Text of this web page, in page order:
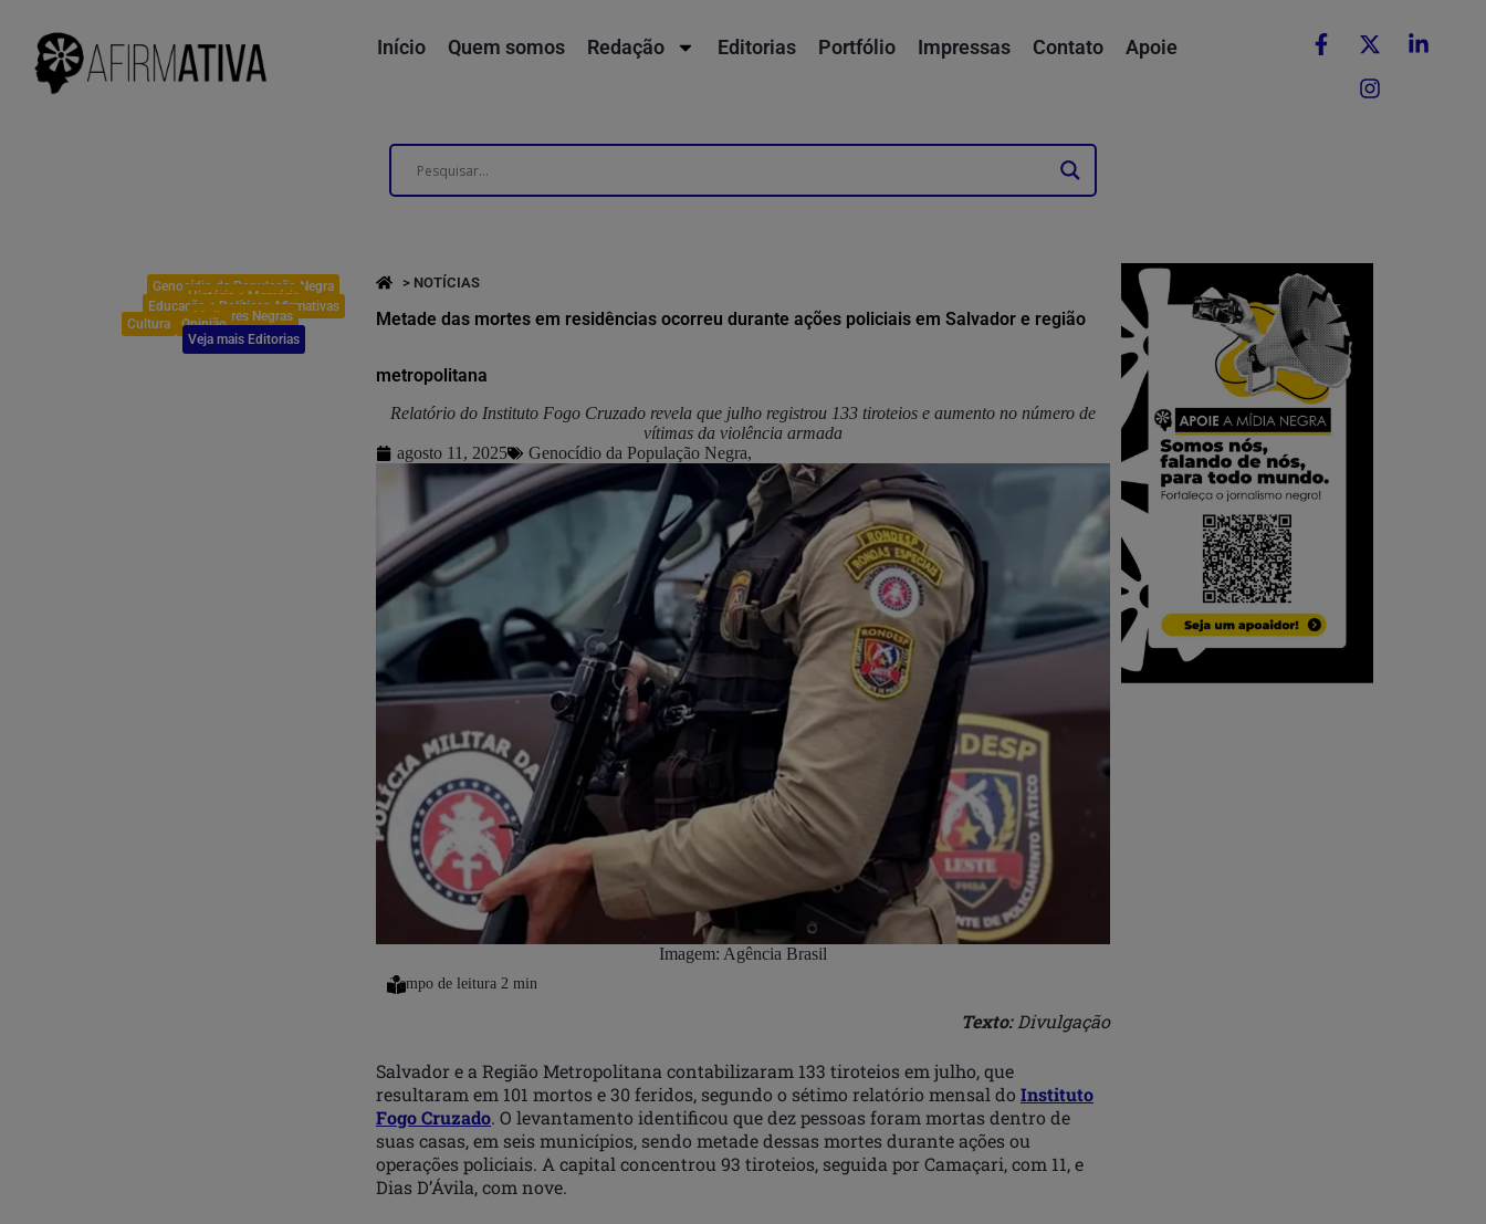
Início Quem somos Redação Editorias Portfólio Impressas Contato Apoie
Genocídio da População Negra
História e Memória
Educação e Políticas Afirmativas
Mulheres Negras
Cultura
Opinião
Veja mais Editorias
> NOTÍCIAS
Metade das mortes em residências ocorreu durante ações policiais em Salvador e região
metropolitana
Relatório do Instituto Fogo Cruzado revela que julho registrou 133 tiroteios e aumento no número de
vítimas da violência armada
agosto 11, 2025
Genocídio da População Negra,
Imagem: Agência Brasil
Texto:Divulgação
Salvador e a Região Metropolitana contabilizaram 133 tiroteios em julho, que
resultaram em 101 mortos e 30 feridos, segundo o sétimo relatório mensal do Instituto
Fogo Cruzado. O levantamento identificou que dez pessoas foram mortas dentro de
suas casas, em seis municípios, sendo metade dessas mortes durante ações ou
operações policiais. A capital concentrou 93 tiroteios, seguida por Camaçari, com 11, e
Dias D’Ávila, com nove.